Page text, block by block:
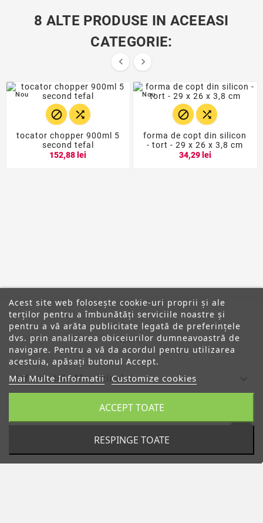
8 ALTE PRODUSE IN ACEEASI
CATEGORIE:
 
Nou
 
tocator chopper 900ml 5
second tefal
152,88 lei
Nou
 
forma de copt din silicon
- tort - 29 x 26 x 3,8 cm
34,29 lei
ANPC
Informatiile Magazinului
Acest site web folosește cookie-uri proprii și ale
terților pentru a îmbunătăți serviciile noastre și
pentru a vă arăta publicitate legată de preferințele
dvs. prin analizarea obiceiurilor dumneavoastră de
navigare. Pentru a vă da acordul pentru utilizarea
acestuia, apăsați butonul Accept.
Mai Multe Informatii Customize cookies
RESPINGE TOATE
ACCEPT TOATE